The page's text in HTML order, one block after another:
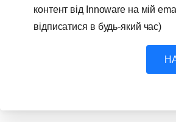
контент від Innoware на мій
відписатися в будь-який час)